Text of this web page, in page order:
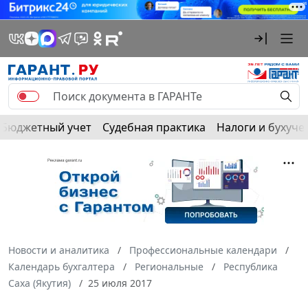
Бюджетный учет Судебная практика Налоги и
Новости и аналитика
Профессиональные календари
Календарь бухгалтера
Региональные
Республика
Саха (Якутия)
25 июля 2017